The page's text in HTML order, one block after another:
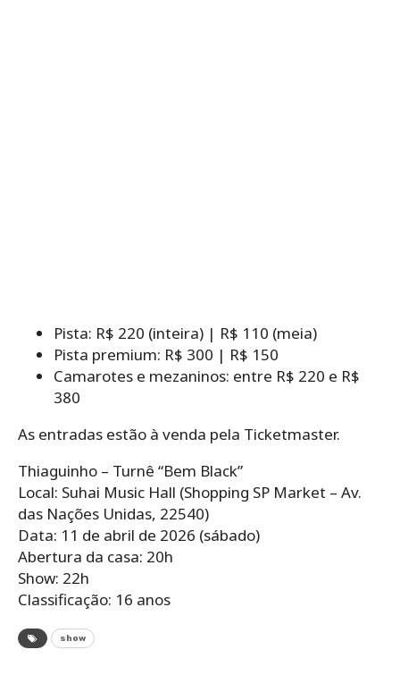
Pista: R$ 220 (inteira) | R$ 110 (meia)
Pista premium: R$ 300 | R$ 150
Camarotes e mezaninos: entre R$ 220 e R$
380
As entradas estão à venda pela Ticketmaster.
Thiaguinho – Turnê “Bem Black”
Local: Suhai Music Hall (Shopping SP Market – Av.
das Nações Unidas, 22540)
Data: 11 de abril de 2026 (sábado)
Abertura da casa: 20h
Show: 22h
Classificação: 16 anos
show